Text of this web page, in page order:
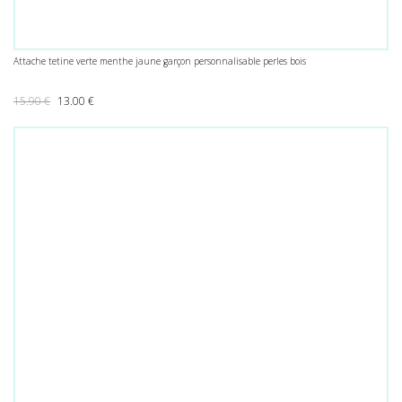
Attache tetine verte menthe jaune garçon personnalisable perles bois
15.90€ Le prix initial était : 15.90 €.
13.00 €Le prix actuel est : 13.00 €.